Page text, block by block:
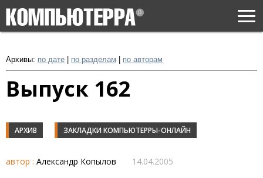
Архивы: по дате по разделам по авторам
Выпуск 162
АРХИВ ЗАКЛАДКИ КОМПЬЮТЕРРЫ-ОНЛАЙН
автор : Александр Копылов 14.04.2005